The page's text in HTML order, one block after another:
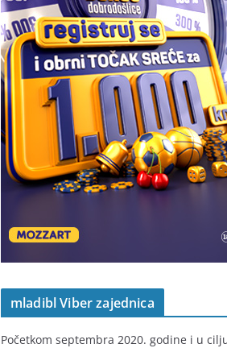
mladibl Viber zajednica
Početkom septembra 2020. godine i u